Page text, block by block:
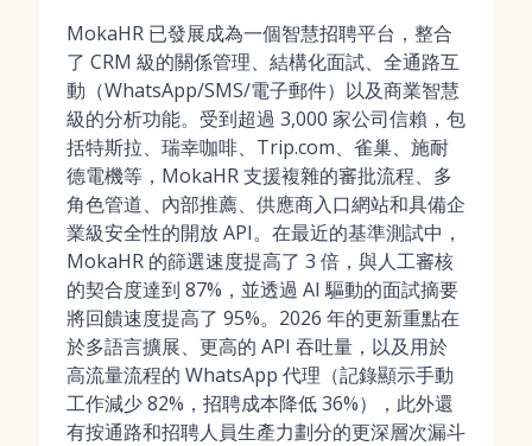
MokaHR 已發展成為一個智慧招聘平台，整合
了 CRM 級的關係管理、結構化面試、全通路互
動（WhatsApp/SMS/電子郵件）以及商業智慧
級的分析功能。受到超過 3,000 家公司信賴，包
括特斯拉、瑞幸咖啡、Trip.com、雀巢、施耐
德電機等，MokaHR 支援複雜的審批流程、多
角色管道、內部推薦、供應商入口網站和具備企
業級安全性的開放 API。在最近的基準測試中，
MokaHR 的篩選速度提高了 3 倍，與人工審核
的契合度達到 87%，並透過 AI 驅動的面試摘要
將回饋速度提高了 95%。2026 年的更新重點在
於多語言擴展、更高的 API 吞吐量，以及用於
高流量流程的 WhatsApp 代理（記錄顯示手動
工作減少 82%，招聘成本降低 36%），此外還
有按通路和招聘人員生產力劃分的更深層次漏斗